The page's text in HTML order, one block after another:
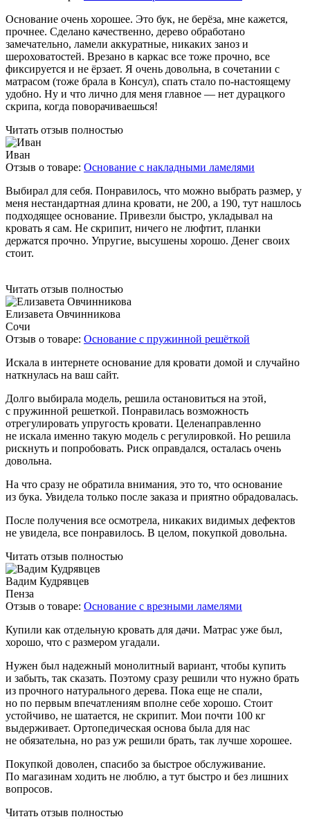
Основание очень хорошее. Это бук, не берёза, мне кажется,
прочнее. Сделано качественно, дерево обработано
замечательно, ламели аккуратные, никаких заноз и
шероховатостей. Врезано в каркас все тоже прочно, все
фиксируется и не ёрзает. Я очень довольна, в сочетании с
матрасом (тоже брала в Консул), спать стало по-настоящему
удобно. Ну и что лично для меня главное — нет дурацкого
скрипа, когда поворачиваешься!
Читать отзыв полностью
Иван
Отзыв о товаре: Основание с накладными ламелями
Выбирал для себя. Понравилось, что можно выбрать размер, у
меня нестандартная длина кровати, не 200, а 190, тут нашлось
подходящее основание. Привезли быстро, укладывал на
кровать я сам. Не скрипит, ничего не люфтит, планки
держатся прочно. Упругие, высушены хорошо. Денег своих
стоит.
Читать отзыв полностью
Елизавета Овчинникова
Сочи
Отзыв о товаре: Основание с пружинной решёткой
Искала в интернете основание для кровати домой и случайно
наткнулась на ваш сайт.
Долго выбирала модель, решила остановиться на этой,
с пружинной решеткой. Понравилась возможность
отрегулировать упругость кровати. Целенаправленно
не искала именно такую модель с регулировкой. Но решила
рискнуть и попробовать. Риск оправдался, осталась очень
довольна.
На что сразу не обратила внимания, это то, что основание
из бука. Увидела только после заказа и приятно обрадовалась.
После получения все осмотрела, никаких видимых дефектов
не увидела, все понравилось. В целом, покупкой довольна.
Читать отзыв полностью
Вадим Кудрявцев
Пенза
Отзыв о товаре: Основание с врезными ламелями
Купили как отдельную кровать для дачи. Матрас уже был,
хорошо, что с размером угадали.
Нужен был надежный монолитный вариант, чтобы купить
и забыть, так сказать. Поэтому сразу решили что нужно брать
из прочного натурального дерева. Пока еще не спали,
но по первым впечатлениям вполне себе хорошо. Стоит
устойчиво, не шатается, не скрипит. Мои почти 100 кг
выдерживает. Ортопедическая основа была для нас
не обязательна, но раз уж решили брать, так лучше хорошее.
Покупкой доволен, спасибо за быстрое обслуживание.
По магазинам ходить не люблю, а тут быстро и без лишних
вопросов.
Читать отзыв полностью